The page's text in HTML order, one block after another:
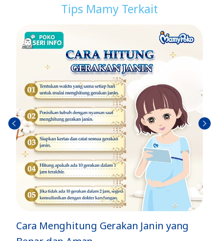
Tips Mamy Terkait
Jenis Gerakan Si Kecil di Dalam Perut
Sebel
umn
ya
Berik
utny